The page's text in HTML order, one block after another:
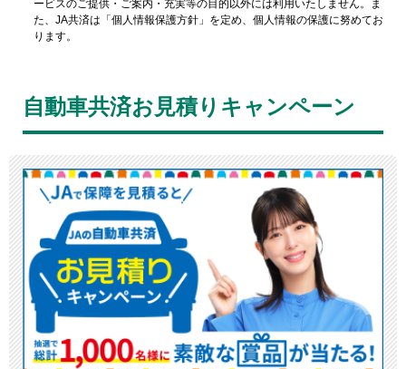
ービスのご提供・ご案内・充実等の目的以外には利用いたしません。ま
た、JA共済は「個人情報保護方針」を定め、個人情報の保護に努めてお
ります。
自動車共済お見積りキャンペーン